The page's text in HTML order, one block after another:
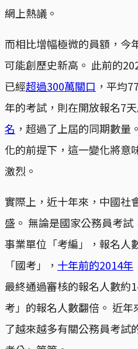
網上熱議。
而相比增幅極微的員額，今
可能創歷史新高。 此前的
已經超過300萬關口 ，平均
年的考試，則在開放報名7
名 ，超過了上屆的同期數量
化的前提下，這一變化將意
激烈。
實際上，近十年來，中國社
盛。 無論是國家公務員考試
事業單位「考編」，報名人
「國考」， 十年前的2014年
最終通過審核的報名人數約
考」的報名人數翻倍。 近
了越來越多有關公務員考試